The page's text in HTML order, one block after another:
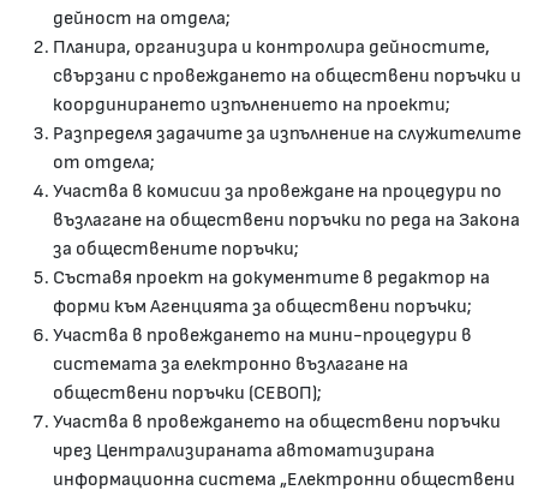
дейност на отдела;
Планира, организира и контролира дейностите,
свързани с провеждането на обществени поръчки и
координирането изпълнението на проекти;
Разпределя задачите за изпълнение на служителите
от отдела;
Участва в комисии за провеждане на процедури по
възлагане на обществени поръчки по реда на Закона
за обществените поръчки;
Съставя проект на документите в редактор на
форми към Агенцията за обществени поръчки;
Участва в провеждането на мини-процедури в
системата за електронно възлагане на
обществени поръчки (СЕВОП);
Участва в провеждането на обществени поръчки
чрез Централизираната автоматизирана
информационна система „Електронни обществени